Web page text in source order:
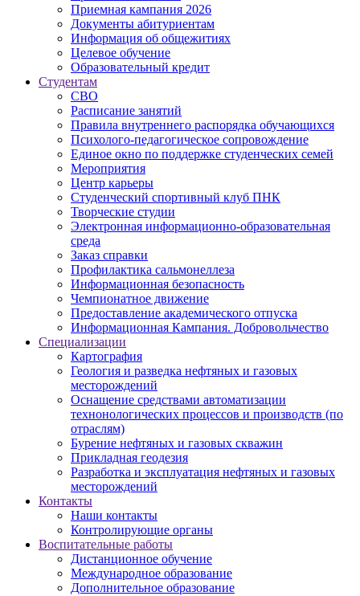
Приемная кампания 2026
Дoкументы абитуриентам
Информация об общежитиях
Целевое обучение
Образовательный кредит
Студентам
СВО
Расписание занятий
Правила внутреннего распорядка обучающихся
Психолого-педагогическое сопровождение
Единое окно по поддержке студенческих семей
Мероприятия
Центр карьеры
Студенческий спортивный клуб ПНК
Творческие студии
Электронная информационно-образовательная
среда
Заказ справки
Профилактика сальмонеллеза
Информационная безопасность
Чемпионатное движение
Предоставление академического отпуска
Информационная Кампания. Добровольчество
Специализации
Картография
Геология и разведка нефтяных и газовых
месторождений
Оснащение средствами автоматизации
технонологических процессов и производств (по
отраслям)
Бурение нефтяных и газовых скважин
Прикладная геодезия
Разработка и эксплуатация нефтяных и газовых
месторождений
Контакты
Наши контакты
Контролирующие органы
Воспитательные работы
Дистанционное обучение
Международное образование
Дополнительное образование